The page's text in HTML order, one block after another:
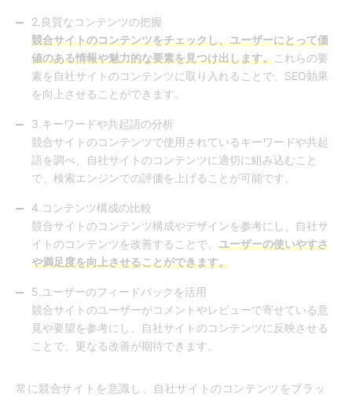
2.良質なコンテンツの把握
競合サイトのコンテンツをチェックし、ユーザーにとって価
値のある情報や魅力的な要素を見つけ出します。これらの要
素を自社サイトのコンテンツに取り入れることで、SEO効果
を向上させることができます。
3.キーワードや共起語の分析
競合サイトのコンテンツで使用されているキーワードや共起
語を調べ、自社サイトのコンテンツに適切に組み込むこと
で、検索エンジンでの評価を上げることが可能です。
4.コンテンツ構成の比較
競合サイトのコンテンツ構成やデザインを参考にし、自社サ
イトのコンテンツを改善することで、 ユーザーの使いやすさ
や満足度を向上させることができます。
5.ユーザーのフィードバックを活用
競合サイトのユーザーがコメントやレビューで寄せている意
見や要望を参考にし、自社サイトのコンテンツに反映させる
ことで、更なる改善が期待できます。
常に競合サイトを意識し、自社サイトのコンテンツをブラッ